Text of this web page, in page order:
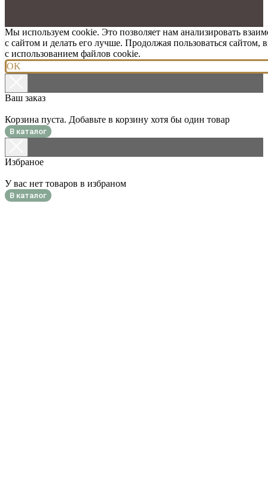
Мы используем cookie. Это позволяет нам анализировать
с сайтом и делать его лучше. Продолжая пользоваться сайтом,
с использованием файлов cookie.
OK
Ваш заказ
Корзина пуста. Добавьте в корзину хотя бы один товар
В каталог
Избраное
У вас нет товаров в избраном
В каталог